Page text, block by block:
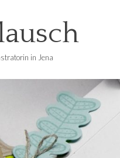
in Jena